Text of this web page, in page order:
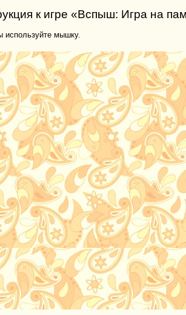
к игре «Вспыш: Игра на
используйте мышку.